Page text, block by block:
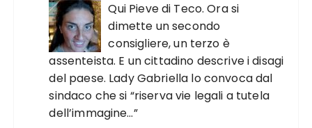
Qui Pieve di Teco. Ora si
dimette un secondo
consigliere, un terzo è
assenteista. E un cittadino descrive i disagi
del paese. Lady Gabriella lo convoca dal
sindaco che si “riserva vie legali a tutela
dell’immagine…”